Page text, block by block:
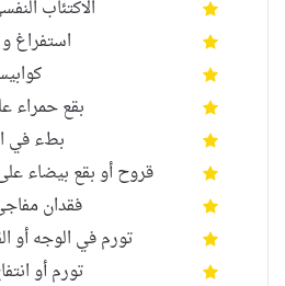
الاكتئاب
استفراغ
بقع حمراء
بطء في
قروح أو بقع بيضاء
فقدان
تورم في الوجه أو
تورم أو